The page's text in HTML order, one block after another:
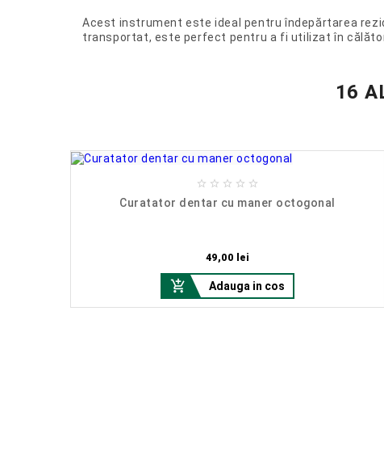
Acest instrument este ideal pentru îndepărtarea
transportat, este perfect pentru a fi utilizat în
16
    
Curatator dentar cu maner octogonal
49,00 lei
 Adauga in cos